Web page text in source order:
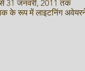
से 31 जनवरी, 2011 तक
के रूप में लाइटनिंग